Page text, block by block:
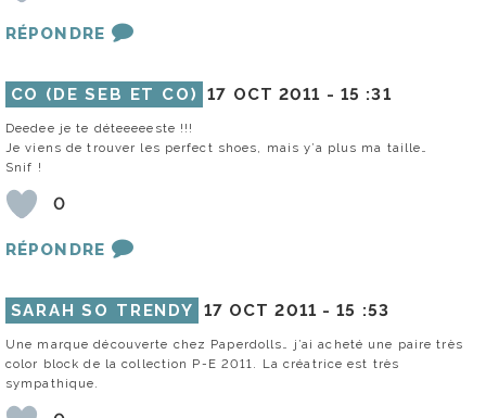
RÉPONDRE
CO (DE SEB ET CO) 17 OCT 2011 - 15 :31
Deedee je te déteeeeeste !!!
Je viens de trouver les perfect shoes, mais y’a plus ma taille…
Snif !
0
RÉPONDRE
SARAH SO TRENDY 17 OCT 2011 -15 :53
Une marque découverte chez Paperdolls… j’ai acheté une paire très
color block de la collection P-E 2011. La créatrice est très
sympathique.